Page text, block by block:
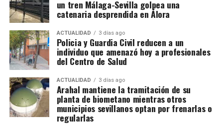
compromiso y amor por esta festividad han sido
clave para que el Carnaval marchenero esté hoy
totalmente asentado y cuente con una comunidad
creciente de participantes y seguidores.
aficionados, «Los Triana» han proporcionado una
serie de recomendaciones para la adquisición de
entradas. Lo primero es acceder al portal de venta
de entradas:Bacantix – Venta de entradas.
Completar el registro con antelación para agilizar el
proceso de compra cuando las entradas estén
disponibles.Unirse al canal oficial de la chirigota en
WhatsApp para recibir notificaciones sobre la venta
de entradas:Canal de WhatsApp de «Los Triana».
un tren Málaga-Sevilla golpea una
catenaria desprendida en Álora
ACTUALIDAD 3 días ago
Policia y Guardia Civil reducen a un
individuo que amenazó hoy a profesionales
del Centro de Salud
ACTUALIDAD 3 días ago
Arahal mantiene la tramitación de su
planta de biometano mientras otros
municipios sevillanos optan por frenarlas o
regularlas